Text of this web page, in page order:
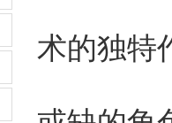
术的独特